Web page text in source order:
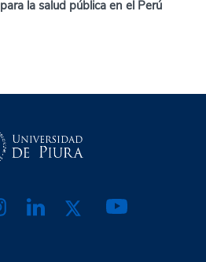
para la salud pública en el Perú